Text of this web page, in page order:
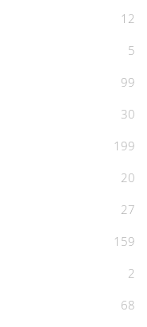
12
5
99
30
199
20
27
159
2
68